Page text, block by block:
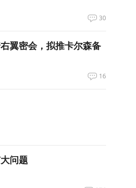
30
翼密会，拟推卡尔森备
16
问题